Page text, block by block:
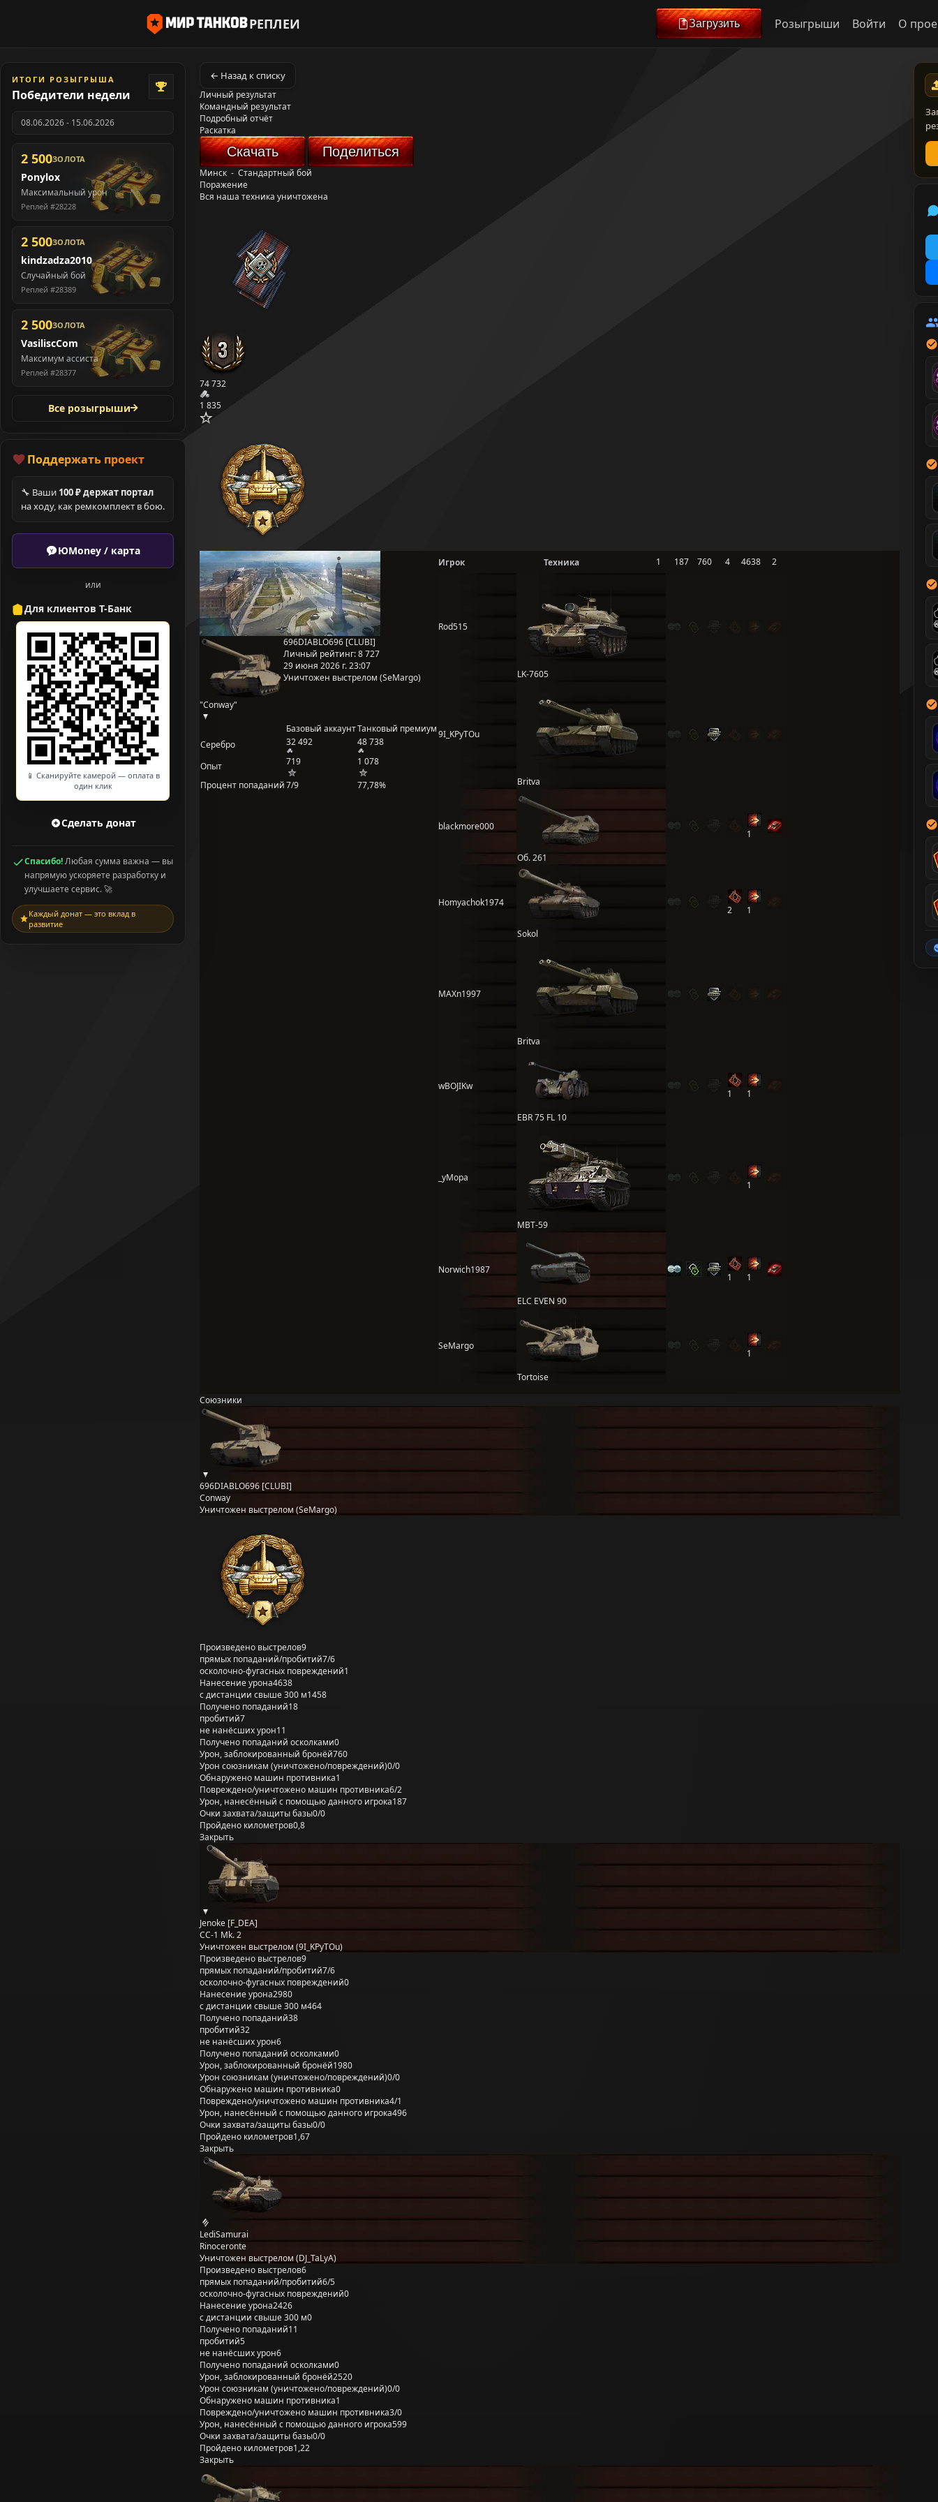
РЕПЛЕИ Загрузить Розыгрыши Войти О
ИТОГИ РОЗЫГРЫША
Победители недели
08.06.2026 - 15.06.2026
2 500ЗОЛОТА
Ponylox
Максимальный урон
Реплей #28228
2 500ЗОЛОТА
kindzadza2010
Случайный бой
Реплей #28389
2 500ЗОЛОТА
VasiliscCom
Максимум ассиста
Реплей #28377
Все розыгрыши
Поддержать проект
🔧 Ваши 100 ₽ держат портал
на ходу, как ремкомплект в бою.
ЮMoney / карта
или
Для клиентов Т-Банк
📱 Сканируйте камерой — оплата в
один клик
Сделать донат
Спасибо!Любая сумма важна — вы
напрямую ускоряете разработку и
улучшаете сервис. 🚀
Каждый донат — это вклад в
развитие
← Назад к списку
Личный результат
Командный результат
Подробный отчёт
Раскатка
Скачать Поделиться
Минск - Стандартный бой
Поражение
Вся наша техника уничтожена
74 732
1 835
"Conway"
696DIABLO696 [CLUBI]
Личный рейтинг:8 727
29 июня 2026 г. 23:07
Уничтожен выстрелом (SeMargo)
Базовый аккаунтТанковый премиум
Серебро
32 492 48 738
Опыт 719
1 078
Процент попаданий7/9 77,78%
Игрок Техника 1 187 760 4 4638 2
Rod515
LK-7605
9I_KPyTOu
Britva
blackmore000
Об. 261
1
Homyachok1974
Sokol
2 1
MAXn1997
Britva
wBOJIKw
EBR 75 FL 10
1 1
_yMopa
MBT-59
1
Norwich1987
ELC EVEN 90
1 1
SeMargo
Tortoise
1
Союзники
696DIABLO696 [CLUBI]
Conway
Уничтожен выстрелом (SeMargo)
Произведено выстрелов9
прямых попаданий/пробитий7/6
осколочно-фугасных повреждений1
Нанесение урона4638
с дистанции свыше 300 м1458
Получено попаданий18
пробитий7
не нанёсших урон11
Получено попаданий осколками0
Урон, заблокированный бронёй760
Урон союзникам (уничтожено/повреждений)0/0
Обнаружено машин противника1
Повреждено/уничтожено машин противника6/2
Урон, нанесённый с помощью данного игрока187
Очки захвата/защиты базы0/0
Пройдено километров0,8
Закрыть
Jenoke [F_DEA]
CC-1 Mk. 2
Уничтожен выстрелом (9I_KPyTOu)
Произведено выстрелов9
прямых попаданий/пробитий7/6
осколочно-фугасных повреждений0
Нанесение урона2980
с дистанции свыше 300 м464
Получено попаданий38
пробитий32
не нанёсших урон6
Получено попаданий осколками0
Урон, заблокированный бронёй1980
Урон союзникам (уничтожено/повреждений)0/0
Обнаружено машин противника0
Повреждено/уничтожено машин противника4/1
Урон, нанесённый с помощью данного игрока496
Очки захвата/защиты базы0/0
Пройдено километров1,67
Закрыть
LediSamurai
Rinoceronte
Уничтожен выстрелом (DJ_TaLyA)
Произведено выстрелов6
прямых попаданий/пробитий6/5
осколочно-фугасных повреждений0
Нанесение урона2426
с дистанции свыше 300 м0
Получено попаданий11
пробитий5
не нанёсших урон6
Получено попаданий осколками0
Урон, заблокированный бронёй2520
Урон союзникам (уничтожено/повреждений)0/0
Обнаружено машин противника1
Повреждено/уничтожено машин противника3/0
Урон, нанесённый с помощью данного игрока599
Очки захвата/защиты базы0/0
Пройдено километров1,22
Закрыть